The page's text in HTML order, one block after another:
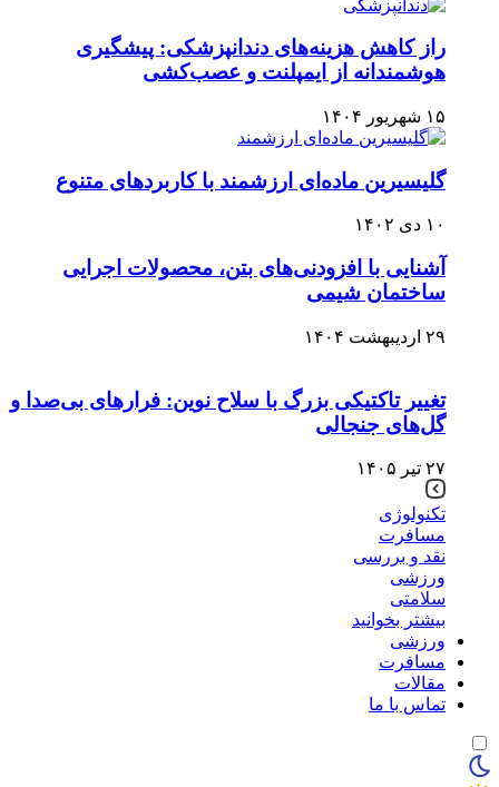
راز کاهش هزینه‌های دندانپزشکی: پیشگیری
هوشمندانه از ایمپلنت و عصب‌کشی
۱۵ شهریور ۱۴۰۴
گلیسیرین ماده‌ای ارزشمند با کاربردهای متنوع
۱۰ دی ۱۴۰۲
آشنایی با افزودنی‌های بتن، محصولات اجرایی
ساختمان شیمی
۲۹ اردیبهشت ۱۴۰۴
تغییر تاکتیکی بزرگ با سلاح نوین: فرارهای بی‌صدا و
گل‌های جنجالی
۲۷ تیر ۱۴۰۵
تکنولوژی
مسافرت
نقد و بررسی
ورزشی
سلامتی
بیشتر بخوانید
ورزشی
مسافرت
مقالات
تماس با ما